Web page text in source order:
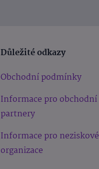
Důležité odkazy
Obchodní podmínky
Informace pro obchodní
partnery
Informace pro neziskové
organizace